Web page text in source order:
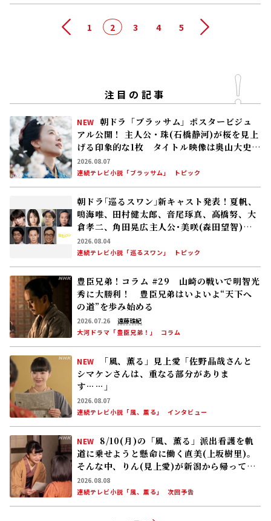
前へ 1 2 3 4 5 次へ
注目の記事
NEW 朝ドラ「ブラッサム」ポスタービジュ
アル公開！ 主人公・珠(石橋静河)が桜を見上
げる印象的な1枚 タイトル映像は奥山大史監
督、語りは三條雅幸アナ 2026年度後期放
送
2026.08.07
連続テレビ小説「ブラッサム」
トピック
朝ドラ｢巡るスワン｣新キャスト発表！夏帆、
鳴海唯、田村健太郎、音尾琢真、高橋努、大
倉孝二、角田晃広――主人公･美咲(森田望智)が
交流する警察署の人々 2027年度前期放送
2026.08.04
連続テレビ小説「巡るスワン」
トピック
豊臣兄弟！コラム #29 山崎の戦いで明智光
秀に大勝利！ 豊臣兄弟はいよいよ“天下へ
の道”を歩み始める
2026.07.26
遠藤珠紀
大河ドラマ「豊臣兄弟！」
コラム
NEW
「風、薫る」見上愛「佐野晶哉さんと
シマケンさんは、重なる部分がありま
す……」
2026.08.07
連続テレビ小説「風、薫る」
インタビュー
NEW
8/10(月)の「風、薫る」派出看護を軌
道に乗せようと懸命に働く直美(上坂樹里)。
そんな中、りん(見上愛)が新潟から帰ってく
る
2026.08.08
連続テレビ小説「風、薫る」
次回予告